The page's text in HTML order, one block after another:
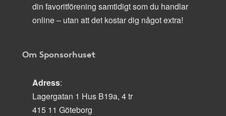
din favoritförening samtidigt som du handlar
online – utan att det kostar dig något extra!
Om Sponsorhuset
Adress:
Lagergatan 1 Hus B19a, 4 tr
415 11 Göteborg